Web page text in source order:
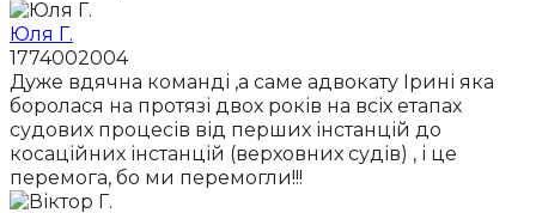
Юля Г.
1774002004
Дуже вдячна команді ,а саме адвокату Ірині яка
боролася на протязі двох років на всіх етапах
судових процесів від перших інстанцій до
косаційних інстанцій (верховних судів) , і це
перемога, бо ми перемогли!!!